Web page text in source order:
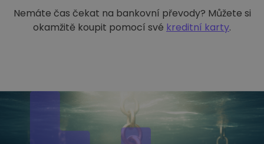
Nemáte čas čekat na bankovní převody? Můžete si
okamžitě koupit pomocí své kreditní karty.